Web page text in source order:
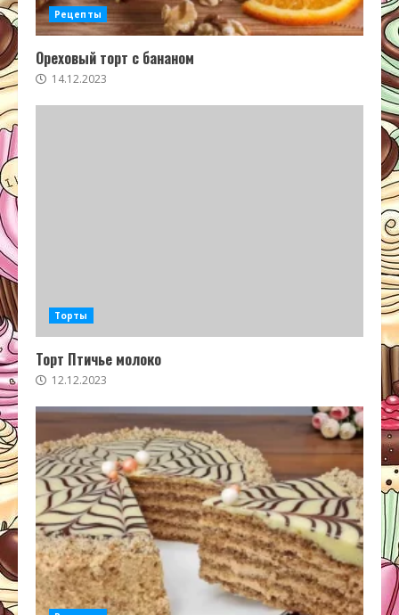
Рецепты
Ореховый торт с бананом
14.12.2023
Торты
Торт Птичье молоко
12.12.2023